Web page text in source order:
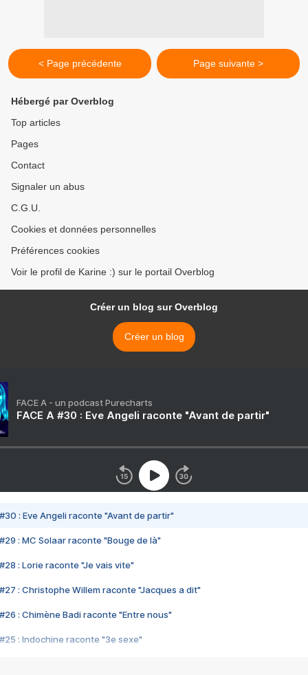
< Page précédente Page suivante >
Hébergé par Overblog
Top articles
Pages
Contact
Signaler un abus
C.G.U.
Cookies et données personnelles
Préférences cookies
Voir le profil de Karine :) sur le portail Overblog
Créer un blog sur Overblog
Créer un blog
FACE A - un podcast Purecharts
FACE A #30 : Eve Angeli raconte "Avant de partir"
#30 : Eve Angeli raconte "Avant de partir"
#29 : MC Solaar raconte "Bouge de là"
#28 : Lorie raconte "Je vais vite"
#27 : Christophe Willem raconte "Jacques a dit"
#26 : Chimène Badi raconte "Entre nous"
#25 : Indochine raconte "3e sexe"